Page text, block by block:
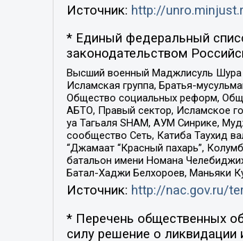
Источник: http://
* Единый федеральный
законодательством
Высший военный Маджлисуль Шура
Исламская группа, Братья-
Общество социальных реформ,
АБТО, Правый сектор, Исламское
уа Тагьаля SHAM, АУМ Синрике,
сообщество Сеть, Катиба Таухид
“Джамаат “Красный пахарь”,
батальон имени Номана
Батал-Хаджи Белхороев, Маньяки
Источник: http://nac.gov.ru/
* Перечень общественных
силу решение о ликвидации